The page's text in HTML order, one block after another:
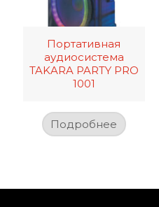
Портативная
аудиосистема
TAKARA PARTY PRO
1001
Подробнее